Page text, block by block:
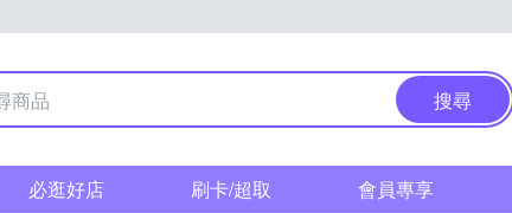
搜尋
必逛好店 刷卡/超取 會員專享